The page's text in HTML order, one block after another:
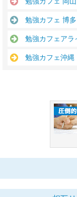
勉強カフェ 博多
勉強カフェアラ
勉強カフェ沖縄